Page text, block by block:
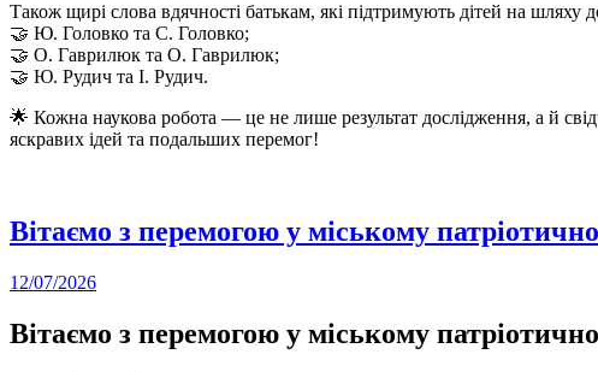
Також щирі слова вдячності батькам, які підтримують дітей на шляху
🤝 Ю. Головко та С. Головко;
🤝 О. Гаврилюк та О. Гаврилюк;
🤝 Ю. Рудич та І. Рудич.
🌟 Кожна наукова робота — це не лише результат дослідження, а й
яскравих ідей та подальших перемог!
Вітаємо з перемогою у міському
12/07/2026
Вітаємо з перемогою у міському